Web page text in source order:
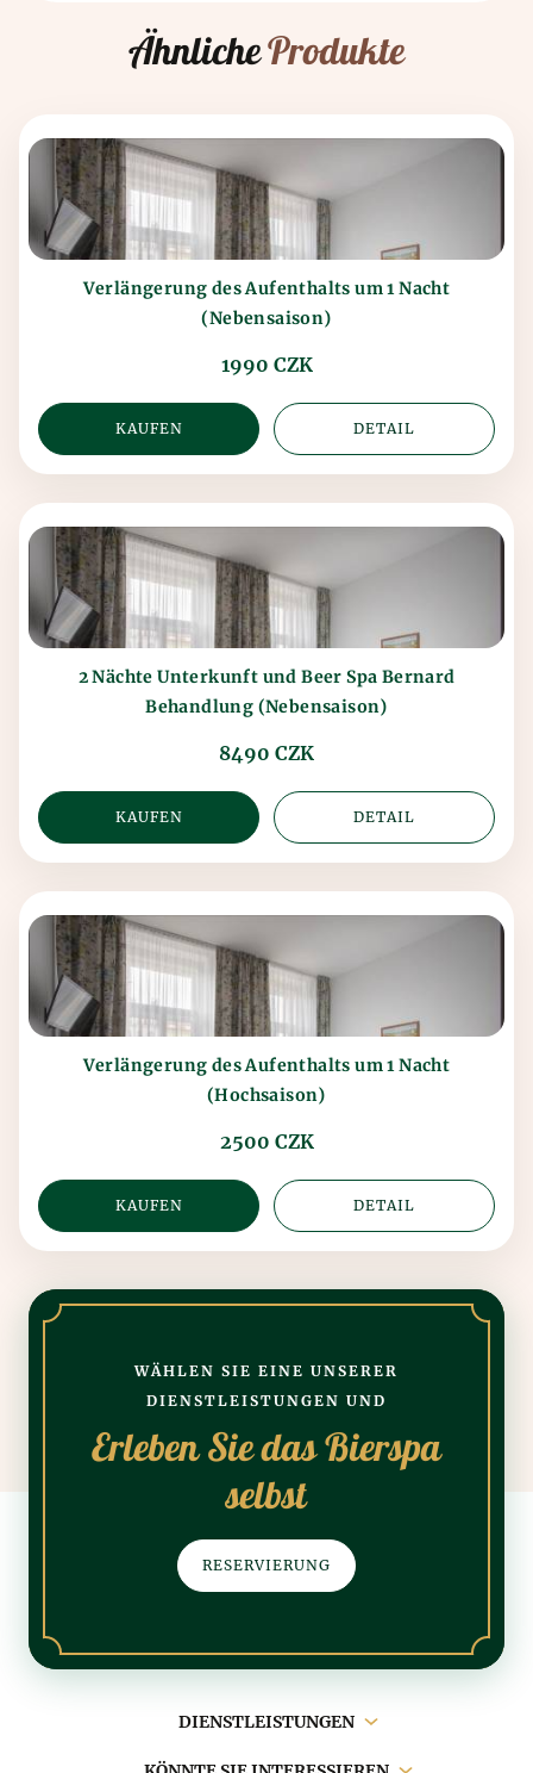
ÄhnlicheProdukte
Verlängerung des Aufenthalts um 1 Nacht
(Nebensaison)
1990 CZK
KAUFEN DETAIL
2 Nächte Unterkunft und Beer Spa Bernard
Behandlung (Nebensaison)
8490 CZK
KAUFEN DETAIL
Verlängerung des Aufenthalts um 1 Nacht
(Hochsaison)
2500 CZK
KAUFEN DETAIL
WÄHLEN SIE EINE UNSERER
DIENSTLEISTUNGEN UND
Erleben Sie das Bierspa
selbst
RESERVIERUNG
Hauptnavigation
DIENSTLEISTUNGEN